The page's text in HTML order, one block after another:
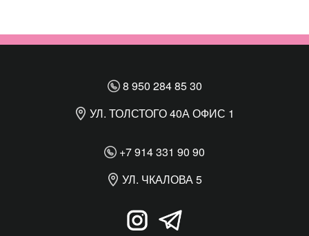
8 950 284 85 30
УЛ. ТОЛСТОГО 40А ОФИС 1
+7 914 331 90 90
УЛ. ЧКАЛОВА 5